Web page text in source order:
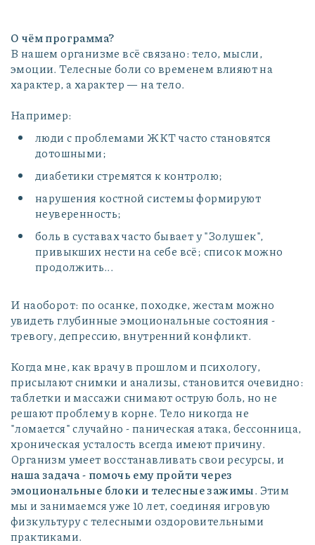
О чём программа?
В нашем организме всё связано: тело, мысли,
эмоции. Телесные боли со временем влияют на
характер, а характер — на тело.
Например:
люди с проблемами ЖКТ часто становятся
дотошными;
диабетики стремятся к контролю;
нарушения костной системы формируют
неуверенность;
боль в суставах часто бывает у "Золушек",
привыкших нести на себе всё; список можно
продолжить...
И наоборот: по осанке, походке, жестам можно
увидеть глубинные эмоциональные состояния -
тревогу, депрессию, внутренний конфликт.
Когда мне, как врачу в прошлом и психологу,
присылают снимки и анализы, становится очевидно:
таблетки и массажи снимают острую боль, но не
решают проблему в корне. Тело никогда не
"ломается" случайно - паническая атака, бессонница,
хроническая усталость всегда имеют причину.
Организм умеет восстанавливать свои ресурсы, и
наша задача - помочь ему пройти через
эмоциональные блоки и телесные зажимы. Этим
мы и занимаемся уже 10 лет, соединяя игровую
физкультуру с телесными оздоровительными
практиками.